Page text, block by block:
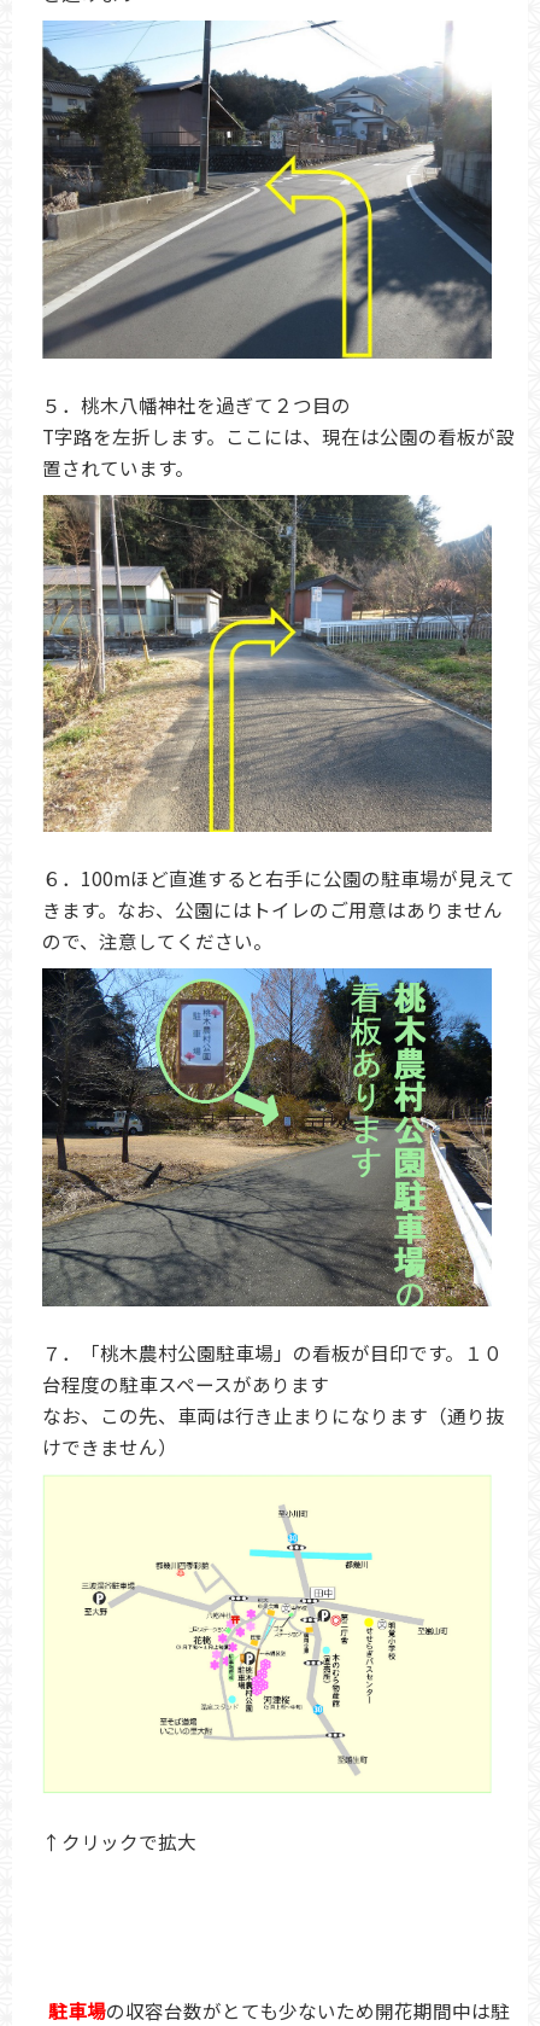
５．桃木八幡神社を過ぎて２つ目の
T字路を左折します。ここには、現在は公園の看板が設
置されています。
６．100mほど直進すると右手に公園の駐車場が見えて
きます。なお、公園にはトイレのご用意はありません
ので、注意してください。
７．「桃木農村公園駐車場」の看板が目印です。１０
台程度の駐車スペースがあります
なお、この先、車両は行き止まりになります（通り抜
けできません）
↑クリックで拡大
駐車場の収容台数がとても少ないため開花期間中は駐